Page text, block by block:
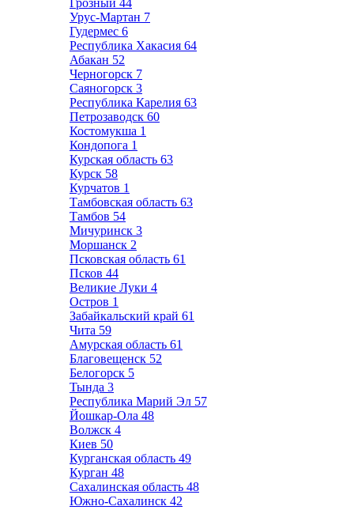
Грозный 44
Урус-Мартан 7
Гудермес 6
Республика Хакасия 64
Абакан 52
Черногорск 7
Саяногорск 3
Республика Карелия 63
Петрозаводск 60
Костомукша 1
Кондопога 1
Курская область 63
Курск 58
Курчатов 1
Тамбовская область 63
Тамбов 54
Мичуринск 3
Моршанск 2
Псковская область 61
Псков 44
Великие Луки 4
Остров 1
Забайкальский край 61
Чита 59
Амурская область 61
Благовещенск 52
Белогорск 5
Тында 3
Республика Марий Эл 57
Йошкар-Ола 48
Волжск 4
Киев 50
Курганская область 49
Курган 48
Сахалинская область 48
Южно-Сахалинск 42